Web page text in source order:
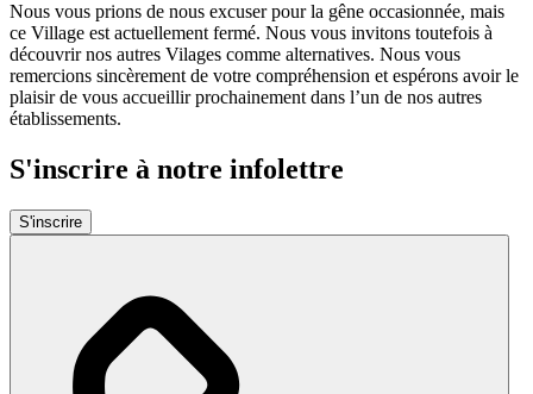
Nous vous prions de nous excuser pour la gêne occasionnée, mais
ce Village est actuellement fermé. Nous vous invitons toutefois à
découvrir nos autres Vilages comme alternatives. Nous vous
remercions sincèrement de votre compréhension et espérons avoir le
plaisir de vous accueillir prochainement dans l’un de nos autres
établissements.
S'inscrire à notre infolettre
S'inscrire